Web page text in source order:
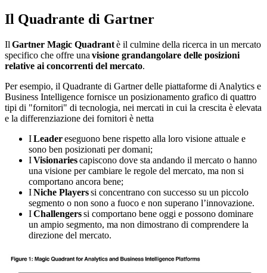
Il Quadrante di Gartner
Il Gartner Magic Quadrantè il culmine della ricerca in un mercato
specifico che offre una visione grandangolare delle posizioni
relative ai concorrenti del mercato.
Per esempio, il Quadrante di Gartner delle piattaforme di Analytics e
Business Intelligence fornisce un posizionamento grafico di quattro
tipi di "fornitori" di tecnologia, nei mercati in cui la crescita è elevata
e la differenziazione dei fornitori è netta
ILeadereseguono bene rispetto alla loro visione attuale e
sono ben posizionati per domani;
IVisionariescapiscono dove sta andando il mercato o hanno
una visione per cambiare le regole del mercato, ma non si
comportano ancora bene;
INiche Playerssi concentrano con successo su un piccolo
segmento o non sono a fuoco e non superano l’innovazione.
IChallengerssi comportano bene oggi e possono dominare
un ampio segmento, ma non dimostrano di comprendere la
direzione del mercato.